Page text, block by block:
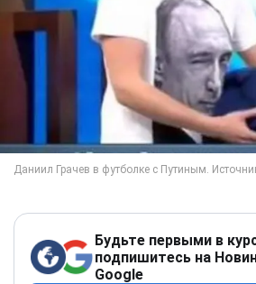
Будьте первыми в
подпишитесь на
Google